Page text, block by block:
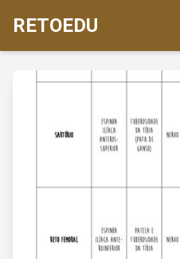
RETOEDU